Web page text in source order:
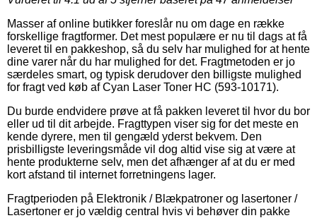
Masser af online butikker foreslår nu om dage en række
forskellige fragtformer. Det mest populære er nu til dags at få
leveret til en pakkeshop, så du selv har mulighed for at hente
dine varer når du har mulighed for det. Fragtmetoden er jo
særdeles smart, og typisk derudover den billigste mulighed
for fragt ved køb af Cyan Laser Toner HC (593-10171).
Du burde endvidere prøve at få pakken leveret til hvor du bor
eller ud til dit arbejde. Fragttypen viser sig for det meste en
kende dyrere, men til gengæld yderst bekvem. Den
prisbilligste leveringsmåde vil dog altid vise sig at være at
hente produkterne selv, men det afhænger af at du er med
kort afstand til internet forretningens lager.
Fragtperioden på Elektronik / Blækpatroner og lasertoner /
Lasertoner er jo vældig central hvis vi behøver din pakke